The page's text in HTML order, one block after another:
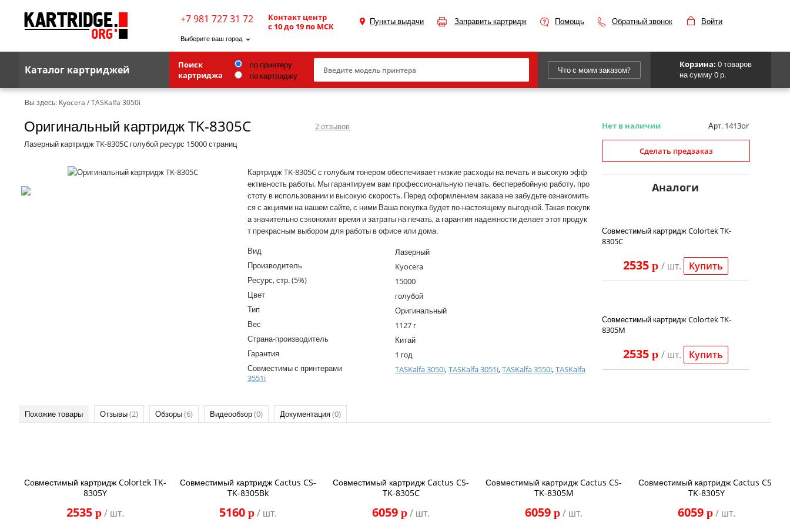
+7 981 727 31 72
Контакт центр
с 10 до 19 по МСК
Выберите ваш город
Пункты выдачи Заправить картридж Помощь Обратный звонок Войти
Каталог картриджей
Brother
G&G
Kodak
Lexmark
Samsung
Sharp
Xerox
Для франкировальной машины
Тонер и девелопер
Поиск
картриджа
по принтеру
по картриджу
Что с моим заказом?
Корзина: 0 товаров
на сумму 0 р.
Вы здесь: Kyocera /TASKalfa 3050i
Оригинальный картридж TK-8305C 2отзывов
Лазерный картридж TK-8305C голубой ресурс 15000 страниц
Картридж TK-8305C с голубым тонером обеспечивает низкие расходы на печать и высокую эфф
ективность работы. Мы гарантируем вам профессиональную печать, бесперебойную работу, про
стоту в использовании и высокую скорость. Перед оформлением заказа не забудьте ознакомить
ся с акциями на нашем сайте, с ними Ваша покупка будет по-настоящему выгодной. Такая покупк
а значительно сэкономит время и затраты на печать, а гарантия надежности делает этот продук
т прекрасным выбором для работы в офисе или дома.
Вид
Лазерный
Производитель
Kyocera
Ресурс, стр. (5%)
15000
Цвет
голубой
Тип
Оригинальный
Вес
1127 г
Страна-производитель
Китай
Гарантия
1 год
Совместимы с принтерами
TASKalfa 3050i,TASKalfa 3051i,TASKalfa 3550i,TASKalfa
3551i
Нет в наличии Арт. 1413or
Сделать предзаказ
Аналоги
Совместимый картридж Colortek TK-
8305C
2535 p / шт. Купить
Совместимый картридж Colortek TK-
8305M
2535 p / шт. Купить
Похожие товары Отзывы(2) Обзоры(6) Видеообзор(0) Документация(0)
Совместимый картридж Colortek TK-
8305Y
2535 p/ шт.
Совместимый картридж Cactus CS-
TK-8305Bk
5160 p/ шт.
Совместимый картридж Cactus CS-
TK-8305C
6059 p/ шт.
Совместимый картридж Cactus CS-
TK-8305M
6059 p/ шт.
Совместимый картридж Cactus CS-
TK-8305Y
6059 p/ шт.